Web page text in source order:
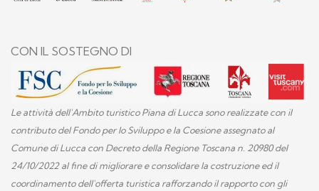
CON IL SOSTEGNO DI
Le attività dell'Ambito turistico Piana di Lucca sono realizzate con il
contributo del Fondo per lo Sviluppo e la Coesione assegnato al
Comune di Lucca con Decreto della Regione Toscana n. 20980 del
24/10/2022 al fine di migliorare e consolidare la costruzione ed il
coordinamento dell'offerta turistica rafforzando il rapporto con gli